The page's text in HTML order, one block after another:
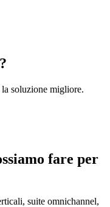
soluzione migliore.
fare per
suite omnichannel,